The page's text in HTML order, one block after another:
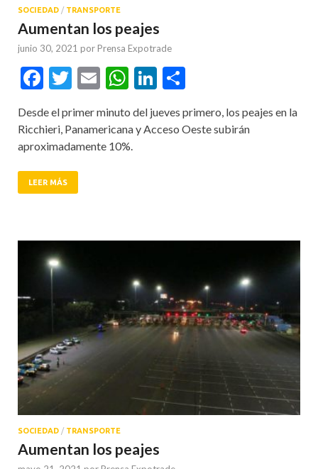
SOCIEDAD / TRANSPORTE
Aumentan los peajes
junio 30, 2021 por Prensa Expotrade
Facebook
Twitter
EmailWhatsApp
LinkedIn
Desde el primer minuto del jueves primero, los peajes en la
Ricchieri, Panamericana y Acceso Oeste subirán
aproximadamente 10%.
LEER MÁS
SOCIEDAD / TRANSPORTE
Aumentan los peajes